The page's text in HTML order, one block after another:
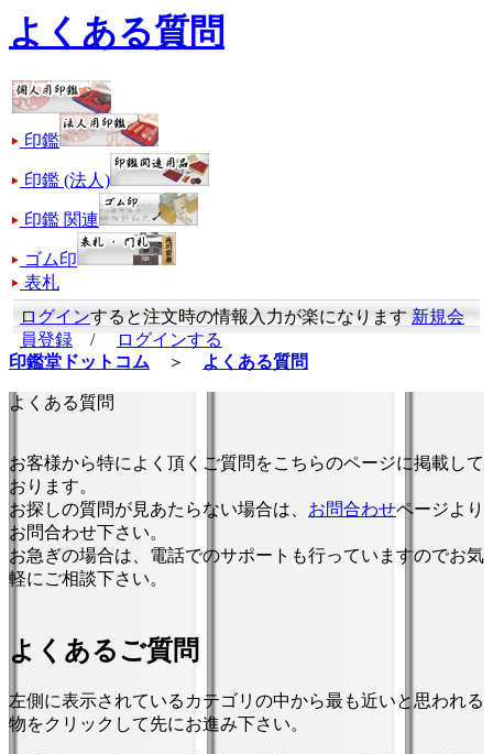
よくある質問
印鑑
印鑑 (法人)
印鑑 関連
ゴム印
表札
ログインすると注文時の情報入力が楽になります新規会
員登録 /
ログインする
印鑑堂ドットコム ＞ よくある質問
よくある質問
お客様から特によく頂くご質問をこちらのページに掲載して
おります。
お探しの質問が見あたらない場合は、 お問合わせページより
お問合わせ下さい。
お急ぎの場合は、電話でのサポートも行っていますのでお気
軽にご相談下さい。
よくあるご質問
左側に表示されているカテゴリの中から最も近いと思われる
物をクリックして先にお進み下さい。